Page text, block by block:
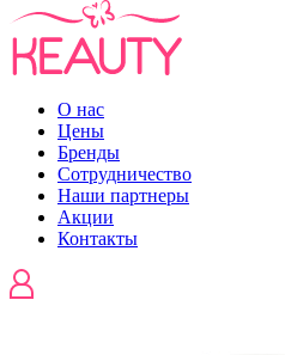
О нас
Цены
Бренды
Сотрудничество
Наши партнеры
Акции
Контакты